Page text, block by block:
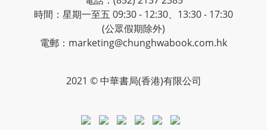
時間：星期一至五 09:30 - 12:30、13:30 - 17:30
(公眾假期除外)
電郵：marketing@chunghwabook.com.hk
2021 © 中華書局(香港)有限公司